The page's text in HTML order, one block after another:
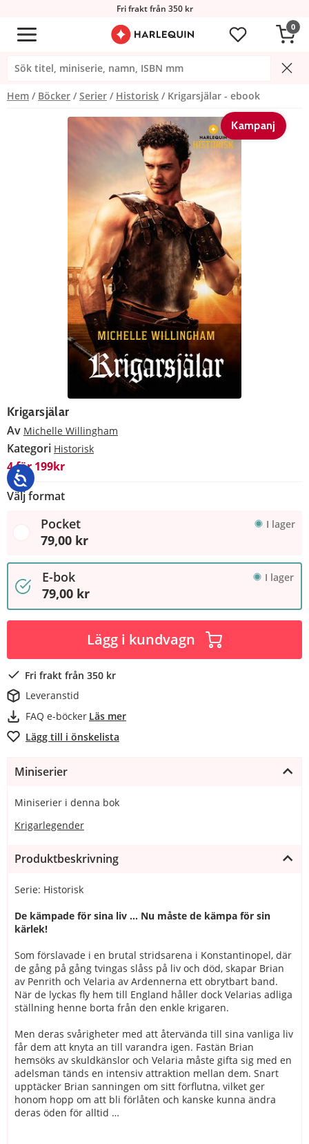
Fri frakt från 350 kr
0
Hem Böcker Serier Historisk Krigarsjälar - ebook
Kampanj
Krigarsjälar
Av Michelle Willingham
Kategori Historisk
4 för 199kr
Välj format
Pocket I lager
79,00 kr
E-bok I lager
79,00 kr
Lägg i kundvagn
Fri frakt från 350 kr
Leveranstid
FAQ e-böcker Läs mer
Lägg till i önskelista
Miniserier
Miniserier i denna bok
Krigarlegender
Produktbeskrivning
Serie: Historisk
De kämpade för sina liv … Nu måste de kämpa för sin
kärlek!
Som förslavade i en brutal stridsarena i Konstantinopel, där
de gång på gång tvingas slåss på liv och död, skapar Brian
av Penrith och Velaria av Ardennerna ett obrytbart band.
När de lyckas fly hem till England håller dock Velarias adliga
ställning henne borta från den enkle krigaren.
Men deras svårigheter med att återvända till sina vanliga liv
får dem att knyta an till varandra igen. Fastän Brian
hemsöks av skuldkänslor och Velaria måste gifta sig med en
adelsman tänds en intensiv attraktion mellan dem. Snart
upptäcker Brian sanningen om sitt förflutna, vilket ger
honom hopp om att bli förlåten och kanske kunna ändra
deras öden för alltid …